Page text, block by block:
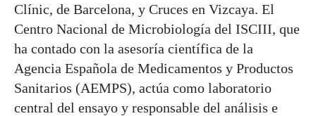
Clínic, de Barcelona, y Cruces en Vizcaya. El
Centro Nacional de Microbiología del ISCIII, que
ha contado con la asesoría científica de la
Agencia Española de Medicamentos y Productos
Sanitarios (AEMPS), actúa como laboratorio
central del ensayo y responsable del análisis e